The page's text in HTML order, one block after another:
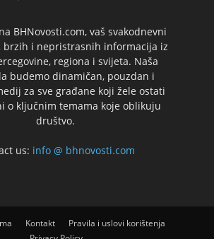
BHNovosti.com, vaš svakodnevni
brzih i nepristrasnih informacija iz
regiona i svijeta. Naša
budemo dinamičan, pouzdan i
za sve građane koji žele ostati
o ključnim temama koje oblikuju
društvo.
us: info @ bhnovosti.com
Kontakt
Pravila i uslovi korištenja